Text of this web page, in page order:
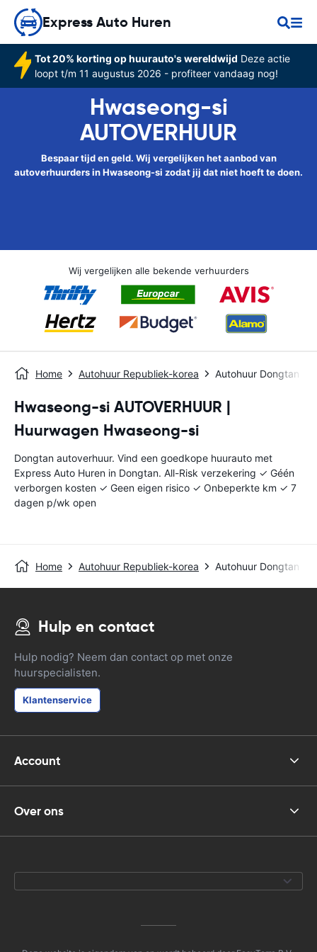
Express Auto Huren
Tot 20% korting op huurauto's wereldwijd Deze actie
loopt t/m 11 augustus 2026 - profiteer vandaag nog!
Hwaseong-si
AUTOVERHUUR
Bespaar tijd en geld. Wij vergelijken het aanbod van
autoverhuurders in Hwaseong-si zodat jij dat niet hoeft te doen.
Wij vergelijken alle bekende verhuurders
Home Autohuur Republiek-korea Autohuur Dongtan
Hwaseong-si AUTOVERHUUR |
Huurwagen Hwaseong-si
Dongtan autoverhuur. Vind een goedkope huurauto met
Express Auto Huren in Dongtan. All-Risk verzekering ✓ Géén
verborgen kosten ✓ Geen eigen risico ✓ Onbeperkte km ✓ 7
dagen p/wk open
Home Autohuur Republiek-korea Autohuur Dongtan
Hulp en contact
Hulp nodig? Neem dan contact op met onze
huurspecialisten.
Klantenservice
Account
Over ons